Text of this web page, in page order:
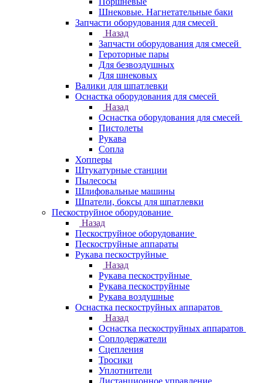
Шнековые. Нагнетательные баки
Запчасти оборудования для смесей
Назад
Запчасти оборудования для смесей
Героторные пары
Для безвоздушных
Для шнековых
Валики для шпатлевки
Оснастка оборудования для смесей
Назад
Оснастка оборудования для смесей
Пистолеты
Рукава
Сопла
Хопперы
Штукатурные станции
Пылесосы
Шлифовальные машины
Шпатели, боксы для шпатлевки
Пескоструйное оборудование
Назад
Пескоструйное оборудование
Пескоструйные аппараты
Рукава пескоструйные
Назад
Рукава пескоструйные
Рукава пескоструйные
Рукава воздушные
Оснастка пескоструйных аппаратов
Назад
Оснастка пескоструйных аппаратов
Соплодержатели
Сцепления
Тросики
Уплотнители
Дистанционное управление